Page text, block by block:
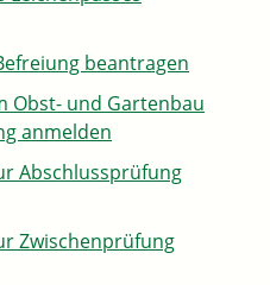
beantragen
Obst- und Gartenbau
anmelden
Abschlussprüfung
Zwischenprüfung